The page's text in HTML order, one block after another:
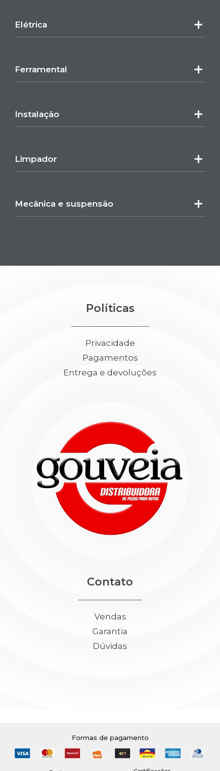
Elétrica
Ferramental
Instalação
Limpador
Mecânica e suspensão
Políticas
Privacidade
Pagamentos
Entrega e devoluções
Contato
Vendas
Garantia
Dúvidas
Formas de pagamento